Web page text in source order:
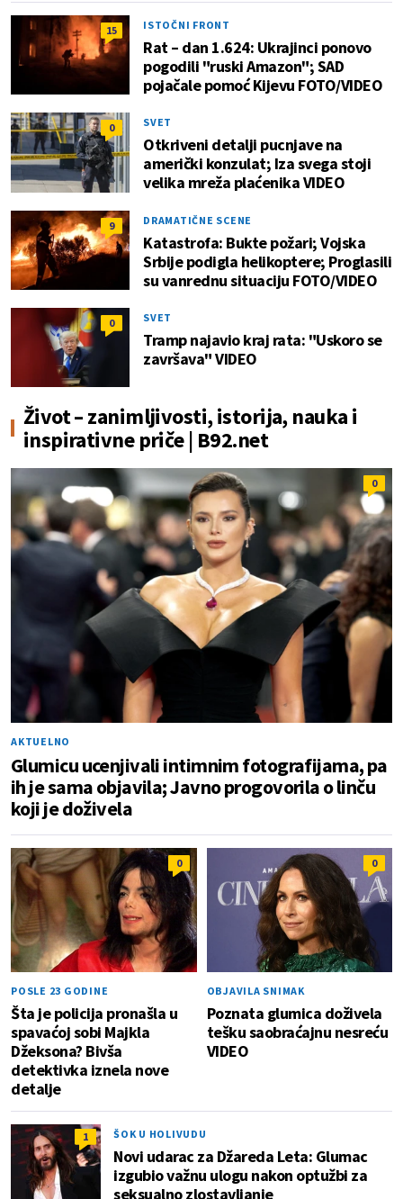
15 ISTOČNI FRONT
Rat – dan 1.624: Ukrajinci ponovo
pogodili "ruski Amazon"; SAD
pojačale pomoć Kijevu FOTO/VIDEO
0 SVET
Otkriveni detalji pucnjave na
američki konzulat; Iza svega stoji
velika mreža plaćenika VIDEO
9 DRAMATIČNE SCENE
Katastrofa: Bukte požari; Vojska
Srbije podigla helikoptere; Proglasili
su vanrednu situaciju FOTO/VIDEO
0 SVET
Tramp najavio kraj rata: "Uskoro se
završava" VIDEO
Život – zanimljivosti, istorija, nauka i
inspirativne priče | B92.net
0
AKTUELNO
Glumicu ucenjivali intimnim fotografijama, pa
ih je sama objavila; Javno progovorila o linču
koji je doživela
0
POSLE 23 GODINE
Šta je policija pronašla u
spavaćoj sobi Majkla
Džeksona? Bivša
detektivka iznela nove
detalje
0
OBJAVILA SNIMAK
Poznata glumica doživela
tešku saobraćajnu nesreću
VIDEO
1 ŠOK U HOLIVUDU
Novi udarac za Džareda Leta: Glumac
izgubio važnu ulogu nakon optužbi za
seksualno zlostavljanje